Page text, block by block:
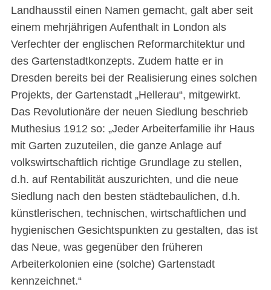
Landhausstil einen Namen gemacht, galt aber seit
einem mehrjährigen Aufenthalt in London als
Verfechter der englischen Reformarchitektur und
des Gartenstadtkonzepts. Zudem hatte er in
Dresden bereits bei der Realisierung eines solchen
Projekts, der Gartenstadt „Hellerau“, mitgewirkt.
Das Revolutionäre der neuen Siedlung beschrieb
Muthesius 1912 so: „Jeder Arbeiterfamilie ihr Haus
mit Garten zuzuteilen, die ganze Anlage auf
volkswirtschaftlich richtige Grundlage zu stellen,
d.h. auf Rentabilität auszurichten, und die neue
Siedlung nach den besten städtebaulichen, d.h.
künstlerischen, technischen, wirtschaftlichen und
hygienischen Gesichtspunkten zu gestalten, das ist
das Neue, was gegenüber den früheren
Arbeiterkolonien eine (solche) Gartenstadt
kennzeichnet.“